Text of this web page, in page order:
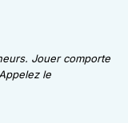
Jouer comporte
le